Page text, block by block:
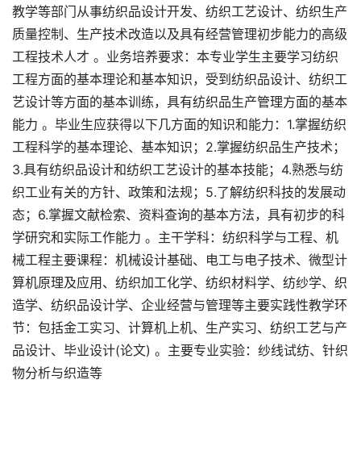
教学等部门从事纺织品设计开发、纺织工艺设计、纺织生产
质量控制、生产技术改造以及具有经营管理初步能力的高级
工程技术人才 。业务培养要求：本专业学生主要学习纺织
工程方面的基本理论和基本知识，受到纺织品设计、纺织工
艺设计等方面的基本训练，具有纺织品生产管理方面的基本
能力 。毕业生应获得以下几方面的知识和能力：1.掌握纺织
工程科学的基本理论、基本知识；2.掌握纺织品生产技术；
3.具有纺织品设计和纺织工艺设计的基本技能；4.熟悉与纺
织工业有关的方针、政策和法规；5.了解纺织科技的发展动
态；6.掌握文献检索、资料查询的基本方法，具有初步的科
学研究和实际工作能力 。主干学科：纺织科学与工程、机
械工程主要课程：机械设计基础、电工与电子技术、微型计
算机原理及应用、纺织加工化学、纺织材料学、纺纱学、织
造学、纺织品设计学、企业经营与管理等主要实践性教学环
节：包括金工实习、计算机上机、生产实习、纺织工艺与产
品设计、毕业设计(论文) 。主要专业实验：纱线试纺、针织
物分析与织造等